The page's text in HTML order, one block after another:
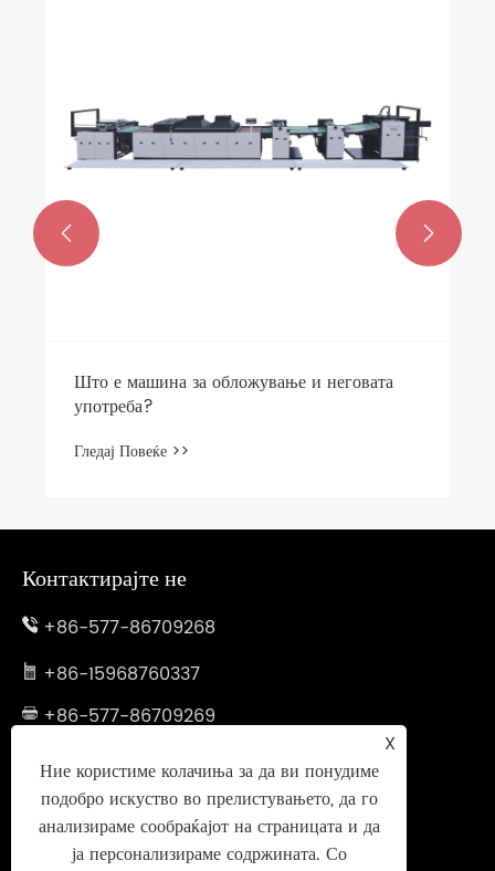
 
Контактирајте не
+86-577-86709268
+86-15968760337
+86-577-86709269
exporter@newstar-machine.com
Бр. 460, 1 -ви пат на Jinинхаи, Економски и
технолошки развој зона, Сити во градот,
провинција hejеџијанг, Кина
X
Ние користиме колачиња за да ви понудиме
подобро искуство во прелистувањето, да го
анализираме сообраќајот на страницата и да
ја персонализираме содржината. Со